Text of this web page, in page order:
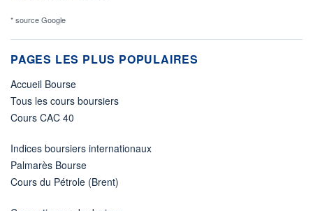
* source Google
PAGES LES PLUS POPULAIRES
Accueil Bourse
Tous les cours boursiers
Cours CAC 40
Indices boursiers internationaux
Palmarès Bourse
Cours du Pétrole (Brent)